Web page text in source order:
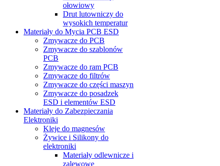
ołowiowy
Drut lutowniczy do
wysokich temperatur
Materiały do Mycia PCB ESD
Zmywacze do PCB
Zmywacze do szablonów
PCB
Zmywacze do ram PCB
Zmywacze do filtrów
Zmywacze do części maszyn
Zmywacze do posadzek
ESD i elementów ESD
Materiały do Zabezpieczania
Elektroniki
Kleje do magnesów
Żywice i Silikony do
elektroniki
Materiały odlewnicze i
zalewowe